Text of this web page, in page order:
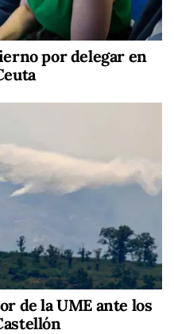
por delegar en
de la UME ante los